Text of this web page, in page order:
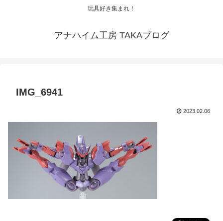
玩具好き集まれ！
アナハイム工房 TAKAブログ
IMG_6941
2023.02.06